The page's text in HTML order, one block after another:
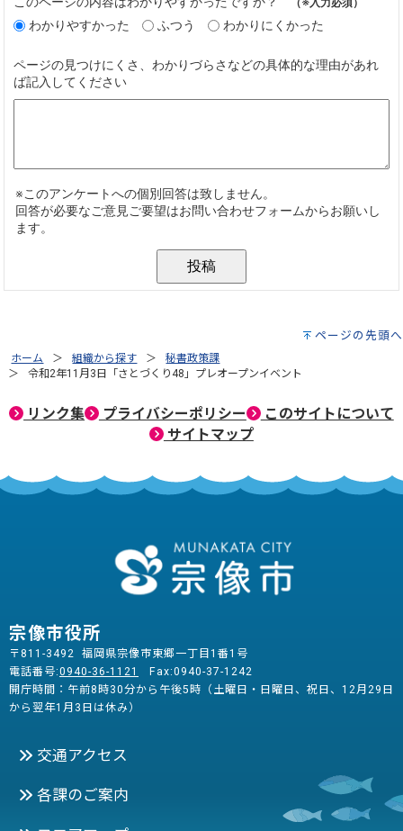
ページの先頭へ
ホーム 組織から探す
秘書政策課
令和2年11月3日「さとづくり48」プレオープンイベント
リンク集 プライバシーポリシー
このサイトについて
サイトマップ
宗像市役所
〒811-3492 福岡県宗像市東郷一丁目1番1号
電話番号:0940-36-1121
Fax:0940-37-1242
開庁時間：午前8時30分から午後5時（土曜日・日曜日、祝日、12月29日
から翌年1月3日は休み）
交通アクセス
各課のご案内